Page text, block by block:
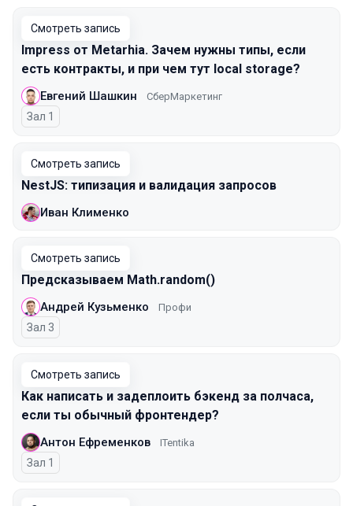
Смотреть запись
Impress от Metarhia. Зачем нужны типы, если
есть контракты, и при чем тут local storage?
Евгений Шашкин СберМаркетинг
Зал 1
Смотреть запись
NestJS: типизация и валидация запросов
Иван Клименко
Смотреть запись
Предсказываем Math.random()
Андрей Кузьменко Профи
Зал 3
Смотреть запись
Как написать и задеплоить бэкенд за полчаса,
если ты обычный фронтендер?
Антон Ефременков ITentika
Зал 1